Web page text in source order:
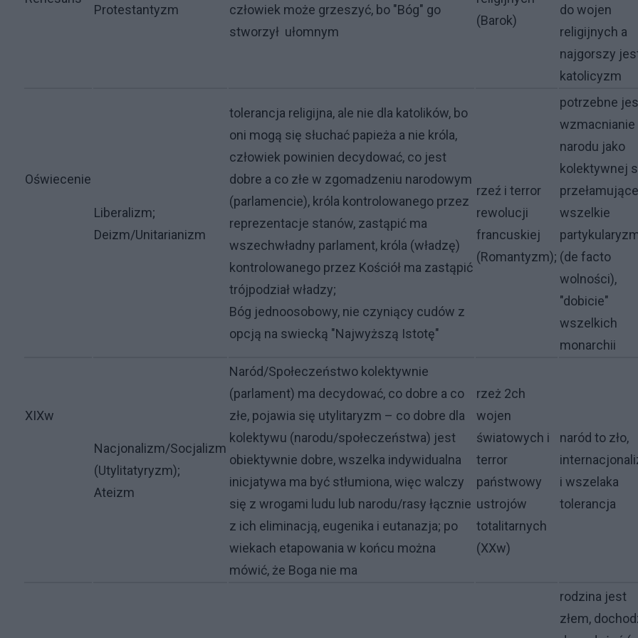
Protestantyzm
człowiek może grzeszyć, bo "Bóg" go
stworzył ułomnym
(Barok)
do wojen
religijnych a
najgorszy
katolicyzm
Oświecenie
Liberalizm;
Deizm/Unitarianizm
tolerancja religijna, ale nie dla katolików, bo
oni mogą się słuchać papieża a nie króla,
człowiek powinien decydować, co jest
dobre a co złe w zgomadzeniu narodowym
(parlamencie), króla kontrolowanego przez
reprezentacje stanów, zastąpić ma
wszechwładny parlament, króla (władzę)
kontrolowanego przez Kościół ma zastąpić
trójpodział władzy;
Bóg jednoosobowy, nie czyniący cudów z
opcją na swiecką "Najwyższą Istotę"
rzeź i terror
rewolucji
francuskiej
(Romantyzm);
potrzebne
wzmacnianie
narodu jako
kolektywnej
wszelkie
(de facto
wolności),
"dobicie"
wszelkich
monarchii
XIXw
Nacjonalizm/Socjalizm
(Utylitatyryzm);
Ateizm
Naród/Społeczeństwo kolektywnie
(parlament) ma decydować, co dobre a co
złe, pojawia się utylitaryzm – co dobre dla
kolektywu (narodu/społeczeństwa) jest
obiektywnie dobre, wszelka indywidualna
inicjatywa ma być stłumiona, więc walczy
się z wrogami ludu lub narodu/rasy łącznie
z ich eliminacją, eugenika i eutanazja; po
wiekach etapowania w końcu można
mówić, że Boga nie ma
rzeż 2ch
wojen
światowych i
terror
państwowy
ustrojów
totalitarnych
(XXw)
naród to zło,
i wszelaka
tolerancja
rodzina jest
złem,